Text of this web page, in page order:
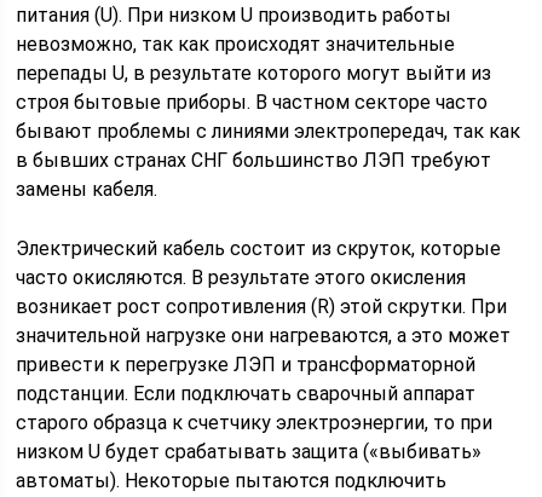
питания (U). При низком U производить работы
невозможно, так как происходят значительные
перепады U, в результате которого могут выйти из
строя бытовые приборы. В частном секторе часто
бывают проблемы с линиями электропередач, так как
в бывших странах СНГ большинство ЛЭП требуют
замены кабеля.
Электрический кабель состоит из скруток, которые
часто окисляются. В результате этого окисления
возникает рост сопротивления (R) этой скрутки. При
значительной нагрузке они нагреваются, а это может
привести к перегрузке ЛЭП и трансформаторной
подстанции. Если подключать сварочный аппарат
старого образца к счетчику электроэнергии, то при
низком U будет срабатывать защита («выбивать»
автоматы). Некоторые пытаются подключить